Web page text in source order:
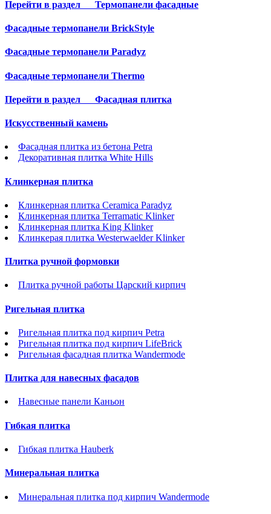
Перейти в раздел Термопанели фасадные
Фасадные термопанели BrickStyle
Фасадные термопанели Paradyz
Фасадные термопанели Thermo
Перейти в раздел Фасадная плитка
Искусственный камень
Фасадная плитка из бетона Petra
Декоративная плитка White Hills
Клинкерная плитка
Клинкерная плитка Ceramica Paradyz
Клинкерная плитка Terramatic Klinker
Клинкерная плитка King Klinker
Клинкерая плитка Westerwaelder Klinker
Плитка ручной формовки
Плитка ручной работы Царский кирпич
Ригельная плитка
Ригельная плитка под кирпич Petra
Ригельная плитка под кирпич LifeBrick
Ригельная фасадная плитка Wandermode
Плитка для навесных фасадов
Навесные панели Каньон
Гибкая плитка
Гибкая плитка Hauberk
Минеральная плитка
Минеральная плитка под кирпич Wandermode